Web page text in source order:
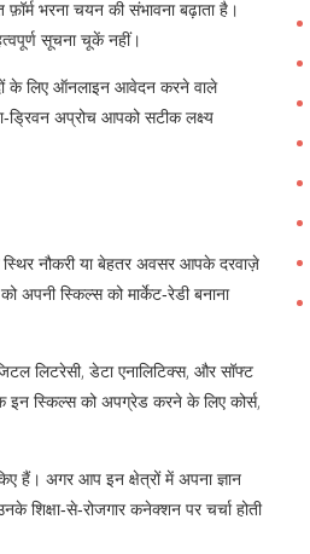
भरना चयन की संभावना बढ़ाता है।
सूचना चूकें नहीं।
के लिए ऑनलाइन आवेदन करने वाले
अप्रोच आपको सटीक लक्ष्य
स्थिर नौकरी या बेहतर अवसर आपके दरवाज़े
अपनी स्किल्स को मार्केट‑रेडी बनाना
लिटरेसी, डेटा एनालिटिक्स, और सॉफ्ट
इन स्किल्स को अपग्रेड करने के लिए कोर्स,
हैं। अगर आप इन क्षेत्रों में अपना ज्ञान
कनेक्शन पर चर्चा होती